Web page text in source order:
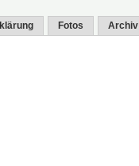
Fotos Archiv